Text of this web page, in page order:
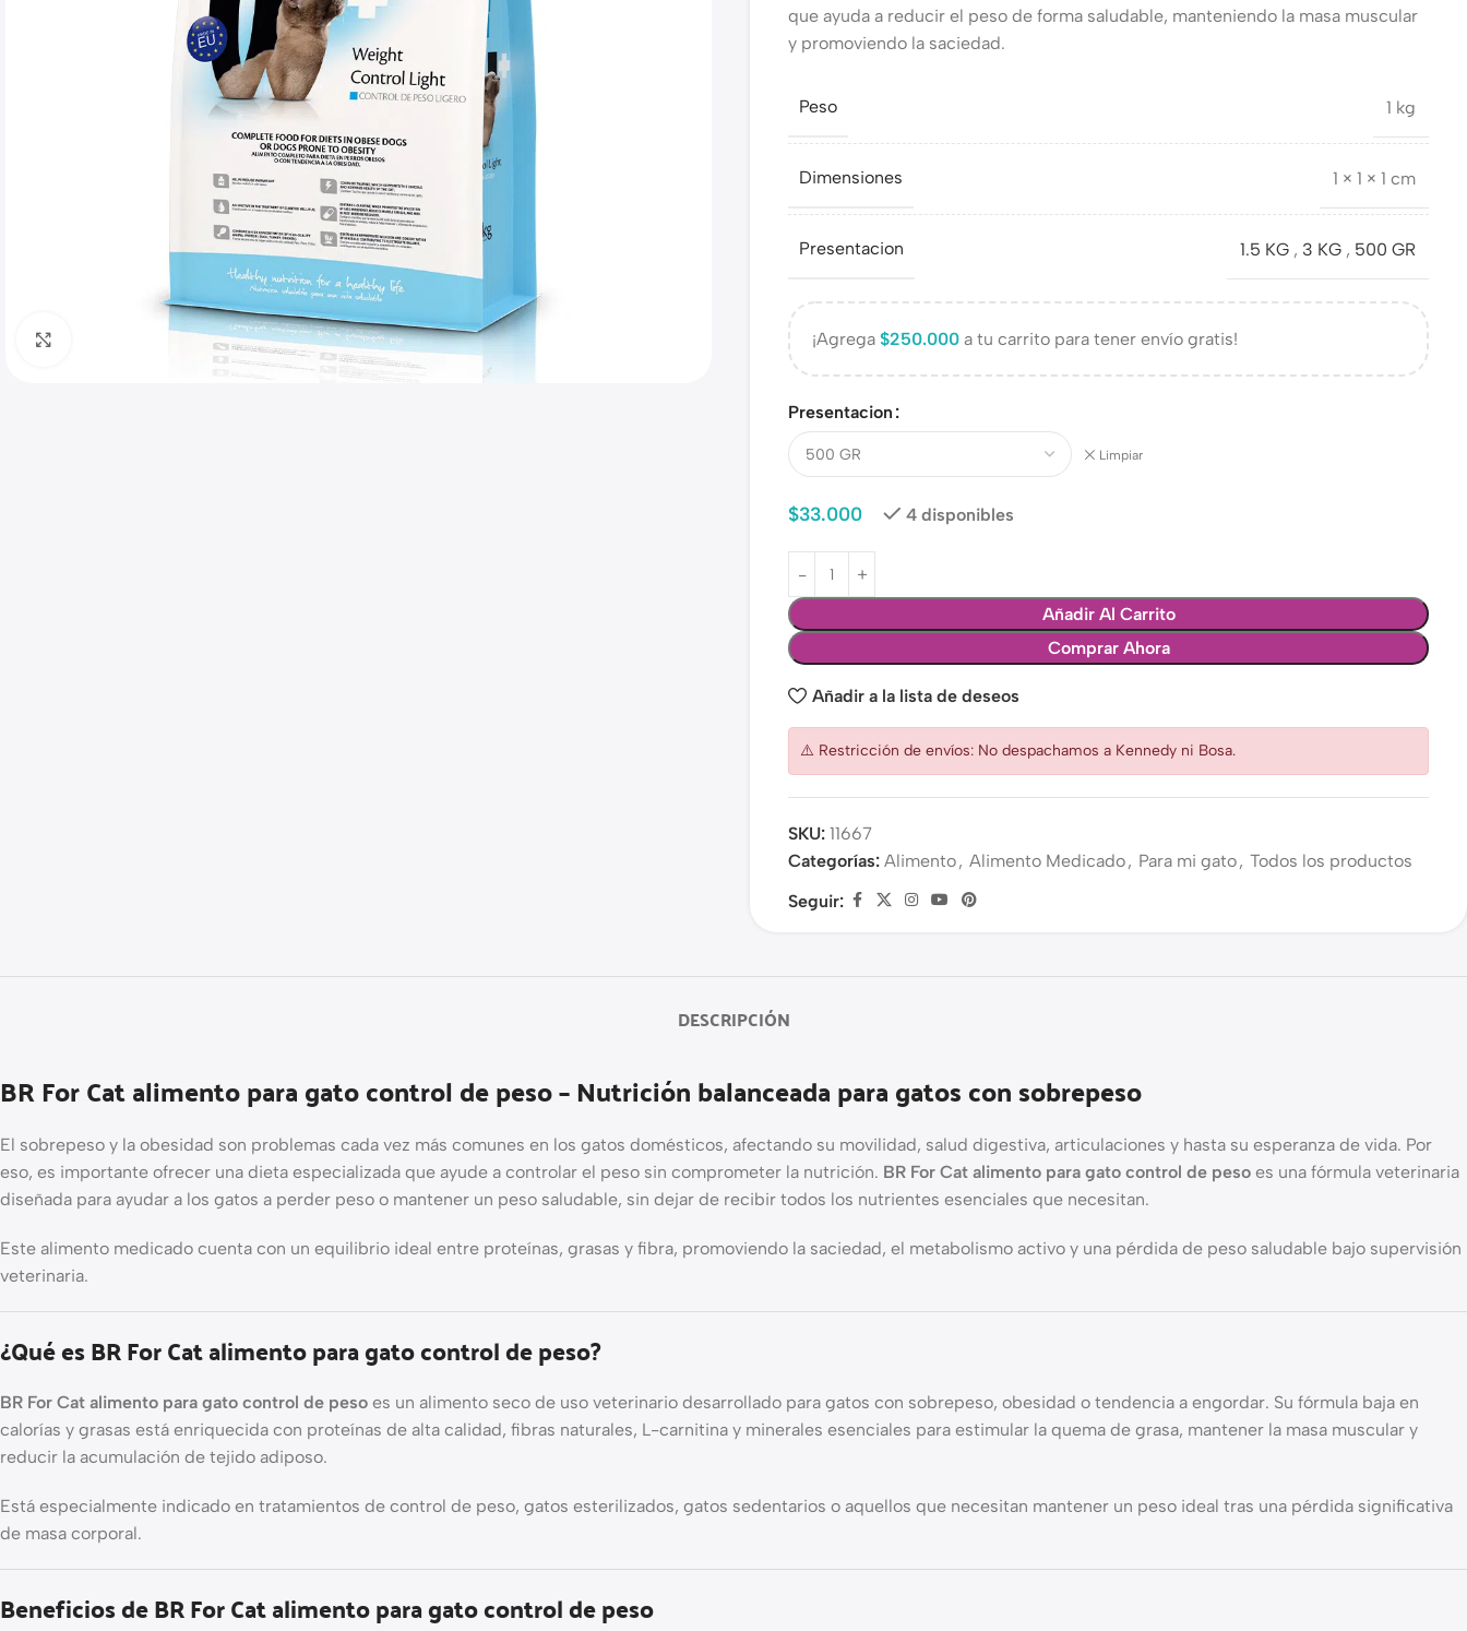
Haga clic para ampliar
que ayuda a reducir el peso de forma saludable, manteniendo la masa muscular
y promoviendo la saciedad.
Peso 1 kg
Dimensiones 1 × 1 × 1 cm
Presentacion 1.5 KG , 3 KG , 500 GR
¡Agrega $250.000 a tu carrito para tener envío gratis!
Presentacion
Limpiar
$33.000 4 disponibles
Añadir Al Carrito
Comprar Ahora
Añadir a la lista de deseos
⚠️ Restricción de envíos: No despachamos a Kennedy ni Bosa.
SKU: 11667
Categorías: Alimento, Alimento Medicado, Para mi gato, Todos los productos
Seguir:
DESCRIPCIÓN
BR For Cat alimento para gato control de peso – Nutrición balanceada para gatos con sobrepeso
El sobrepeso y la obesidad son problemas cada vez más comunes en los gatos domésticos, afectando su movilidad, salud digestiva, articulaciones y hasta su esperanza de vida. Por
eso, es importante ofrecer una dieta especializada que ayude a controlar el peso sin comprometer la nutrición. BR For Cat alimento para gato control de peso es una fórmula veterinaria
diseñada para ayudar a los gatos a perder peso o mantener un peso saludable, sin dejar de recibir todos los nutrientes esenciales que necesitan.
Este alimento medicado cuenta con un equilibrio ideal entre proteínas, grasas y fibra, promoviendo la saciedad, el metabolismo activo y una pérdida de peso saludable bajo supervisión
veterinaria.
¿Qué es BR For Cat alimento para gato control de peso?
BR For Cat alimento para gato control de peso es un alimento seco de uso veterinario desarrollado para gatos con sobrepeso, obesidad o tendencia a engordar. Su fórmula baja en
calorías y grasas está enriquecida con proteínas de alta calidad, fibras naturales, L-carnitina y minerales esenciales para estimular la quema de grasa, mantener la masa muscular y
reducir la acumulación de tejido adiposo.
Está especialmente indicado en tratamientos de control de peso, gatos esterilizados, gatos sedentarios o aquellos que necesitan mantener un peso ideal tras una pérdida significativa
de masa corporal.
Beneficios de BR For Cat alimento para gato control de peso